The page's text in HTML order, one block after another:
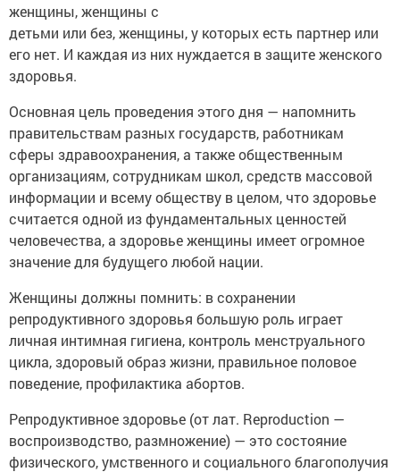
женщины, женщины с
детьми или без, женщины, у которых есть партнер или
его нет. И каждая из них нуждается в защите женского
здоровья.
Основная цель проведения этого дня — напомнить
правительствам разных государств, работникам
сферы здравоохранения, а также общественным
организациям, сотрудникам школ, средств массовой
информации и всему обществу в целом, что здоровье
считается одной из фундаментальных ценностей
человечества, а здоровье женщины имеет огромное
значение для будущего любой нации.
Женщины должны помнить: в сохранении
репродуктивного здоровья большую роль играет
личная интимная гигиена, контроль менструального
цикла, здоровый образ жизни, правильное половое
поведение, профилактика абортов.
Репродуктивное здоровье (от лат. Reproduction —
воспроизводство, размножение) — это состояние
физического, умственного и социального благополучия